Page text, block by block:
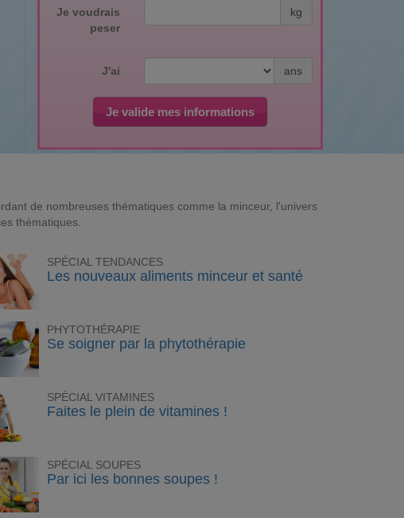
Je voudrais
peser
kg
J'ai ans
Je valide mes informations
de nombreuses thématiques comme la minceur, l'univers
thématiques.
SPÉCIAL TENDANCES
Les nouveaux aliments minceur et santé
PHYTOTHÉRAPIE
Se soigner par la phytothérapie
SPÉCIAL VITAMINES
Faites le plein de vitamines !
SPÉCIAL SOUPES
Par ici les bonnes soupes !